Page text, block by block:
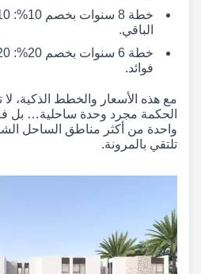
الباقي.
فوائد.
مع هذه الأسعار والخطط الذكية،
الحكمة مجرد وحدة ساحلية… بل
واحدة من أكثر مناطق الساحل
تلتقي بالمرونة.